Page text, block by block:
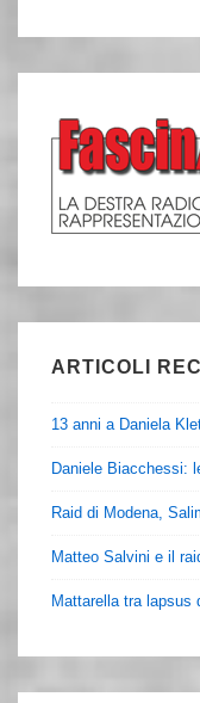
ARTICOLI
13 anni a Daniela
Daniele Biacchessi:
Raid di Modena,
Matteo Salvini e il
Mattarella tra lapsus